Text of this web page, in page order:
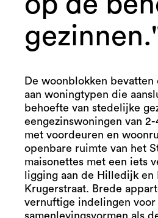
De woonblokken
aan woningtypen die
behoefte van stedelijke
eengezinswoningen van
met voordeuren en
openbare ruimte van het
maisonettes met een iets
ligging aan de Hilledijk en
Krugerstraat. Brede
vernuftige indelingen
samenlevingsvormen als